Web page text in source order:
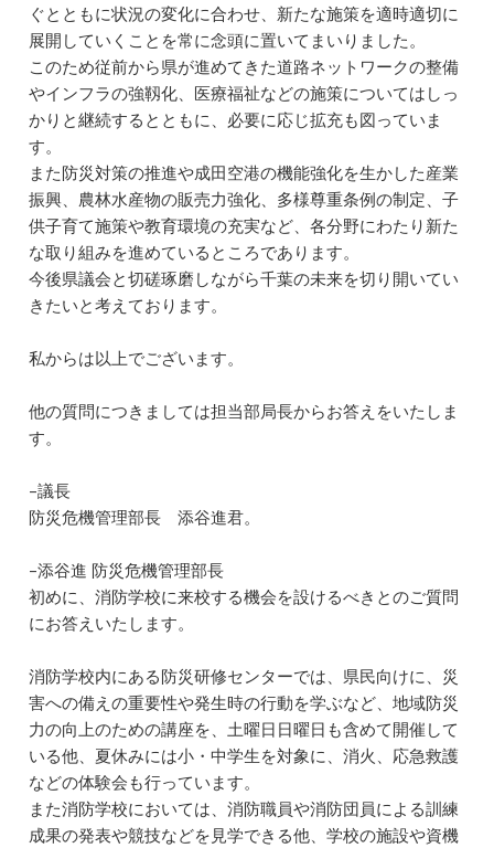
ぐとともに状況の変化に合わせ、新たな施策を適時適切に
展開していくことを常に念頭に置いてまいりました。
このため従前から県が進めてきた道路ネットワークの整備
やインフラの強靱化、医療福祉などの施策についてはしっ
かりと継続するとともに、必要に応じ拡充も図っていま
す。
また防災対策の推進や成田空港の機能強化を生かした産業
振興、農林水産物の販売力強化、多様尊重条例の制定、子
供子育て施策や教育環境の充実など、各分野にわたり新た
な取り組みを進めているところであります。
今後県議会と切磋琢磨しながら千葉の未来を切り開いてい
きたいと考えております。
私からは以上でございます。
他の質問につきましては担当部局長からお答えをいたしま
す。
–議長
防災危機管理部長 添谷進君。
–添谷進 防災危機管理部長
初めに、消防学校に来校する機会を設けるべきとのご質問
にお答えいたします。
消防学校内にある防災研修センターでは、県民向けに、災
害への備えの重要性や発生時の行動を学ぶなど、地域防災
力の向上のための講座を、土曜日日曜日も含めて開催して
いる他、夏休みには小・中学生を対象に、消火、応急救護
などの体験会も行っています。
また消防学校においては、消防職員や消防団員による訓練
成果の発表や競技などを見学できる他、学校の施設や資機